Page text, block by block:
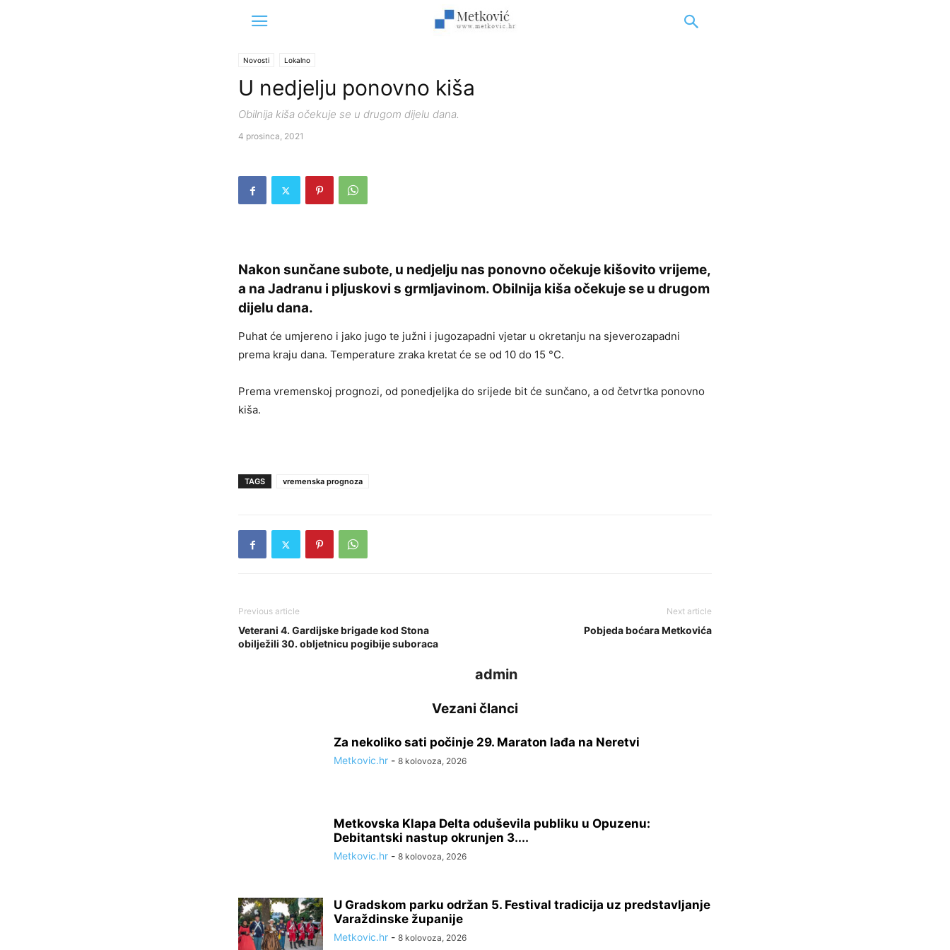
Novosti Lokalno
U nedjelju ponovno kiša
Obilnija kiša očekuje se u drugom dijelu dana.
4 prosinca, 2021
Nakon sunčane subote, u nedjelju nas ponovno očekuje kišovito vrijeme,
a na Jadranu i pljuskovi s grmljavinom. Obilnija kiša očekuje se u drugom
dijelu dana.
Puhat će umjereno i jako jugo te južni i jugozapadni vjetar u okretanju na sjeverozapadni
prema kraju dana. Temperature zraka kretat će se od 10 do 15 °C.
Prema vremenskoj prognozi, od ponedjeljka do srijede bit će sunčano, a od četvrtka ponovno
kiša.
TAGS vremenska prognoza
Previous article
Veterani 4. Gardijske brigade kod Stona
obilježili 30. obljetnicu pogibije suboraca
Next article
Pobjeda boćara Metkovića
admin
Vezani članci
Za nekoliko sati počinje 29. Maraton lađa na Neretvi
Metkovic.hr - 8 kolovoza, 2026
Metkovska Klapa Delta oduševila publiku u Opuzenu:
Debitantski nastup okrunjen 3....
Metkovic.hr - 8 kolovoza, 2026
U Gradskom parku održan 5. Festival tradicija uz predstavljanje
Varaždinske županije
Metkovic.hr - 8 kolovoza, 2026